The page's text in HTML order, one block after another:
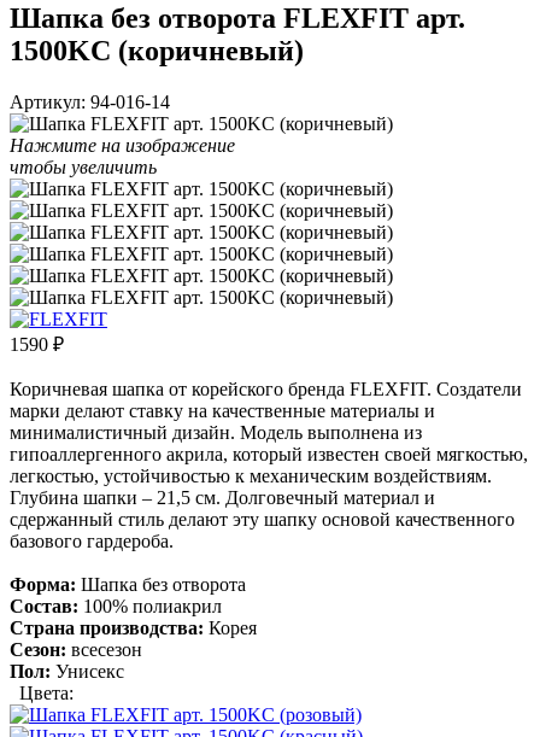
Шапка без отворота FLEXFIT арт.
1500KC (коричневый)
Артикул: 94-016-14
Нажмите на изображение
чтобы увеличить
1590 ₽
Коричневая шапка от корейского бренда FLEXFIT. Создатели
марки делают ставку на качественные материалы и
минималистичный дизайн. Модель выполнена из
гипоаллергенного акрила, который известен своей мягкостью,
легкостью, устойчивостью к механическим воздействиям.
Глубина шапки – 21,5 см. Долговечный материал и
сдержанный стиль делают эту шапку основой качественного
базового гардероба.
Форма: Шапка без отворота
Состав: 100% полиакрил
Страна производства: Корея
Сезон: всесезон
Пол: Унисекс
Цвета: